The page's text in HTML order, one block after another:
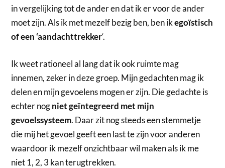
in vergelijking tot de ander en dat ik er voor de ander
moet zijn. Als ik met mezelf bezig ben, ben ikegoïstisch
of een ‘aandachttrekker‘.
Ik weet rationeel al lang dat ik ook ruimte mag
innemen, zeker in deze groep. Mijn gedachten mag ik
delen en mijn gevoelens mogen er zijn. Die gedachte is
echter nogniet geïntegreerd met mijn
gevoelssysteem. Daar zit nog steeds een stemmetje
die mij het gevoel geeft een last te zijn voor anderen
waardoor ik mezelf onzichtbaar wil maken als ik me
niet 1, 2, 3 kan terugtrekken.